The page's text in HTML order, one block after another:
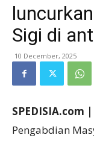
Sigi di
10 December, 2025
SPEDISIA.com
Pengabdian